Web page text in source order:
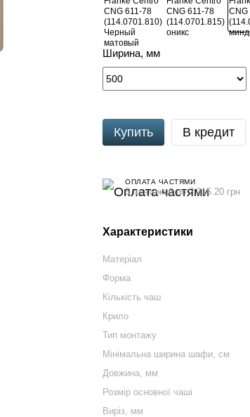
Ширина, мм
Купить В кредит
ОПЛАТА ЧАСТЯМИ
5 платежей по 2 215.20 грн
Характеристики
Матеріал
Форма
Кількість чаш
Крило
Тип монтажу
Мінімальна ширина шафи, cм
Довжина, мм
Розмір основної чаші
Виріз, мм